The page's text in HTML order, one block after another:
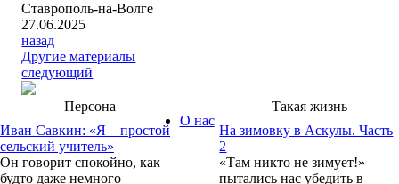
Ставрополь-на-Волге
27.06.2025
назад
Другие материалы
следующий
Персона
Иван Савкин: «Я – простой
сельский учитель»
Он говорит спокойно, как
будто даже немного
Такая жизнь
На зимовку в Аскулы. Часть
2
«Там никто не зимует!» –
пытались нас убедить в
О нас